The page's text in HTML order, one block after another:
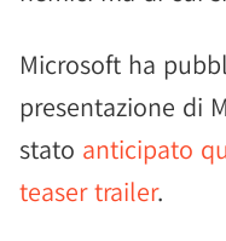
Microsoft ha
presentazione di
stato anticipato
teaser trailer.